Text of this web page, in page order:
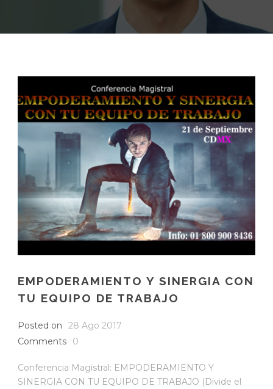
EMPODERAMIENTO Y SINERGIA CON
TU EQUIPO DE TRABAJO
Posted on
28 Ago 2017
Comments
0
Conferencia Magistral: EMPODERAMIENTO Y
SINERGIA CON TU EQUIPO DE TRABAJO (Divide el